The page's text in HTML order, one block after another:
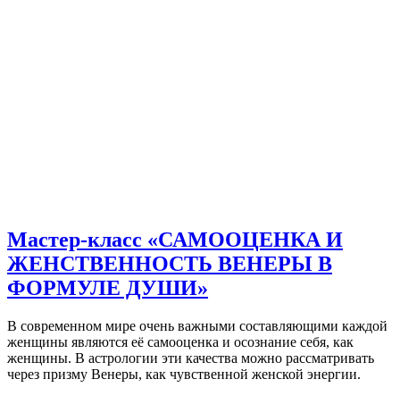
Мастер-класс «САМООЦЕНКА И
ЖЕНСТВЕННОСТЬ ВЕНЕРЫ В
ФОРМУЛЕ ДУШИ»
В современном мире очень важными составляющими каждой
женщины являются её самооценка и осознание себя, как
женщины. В астрологии эти качества можно рассматривать
через призму Венеры, как чувственной женской энергии.